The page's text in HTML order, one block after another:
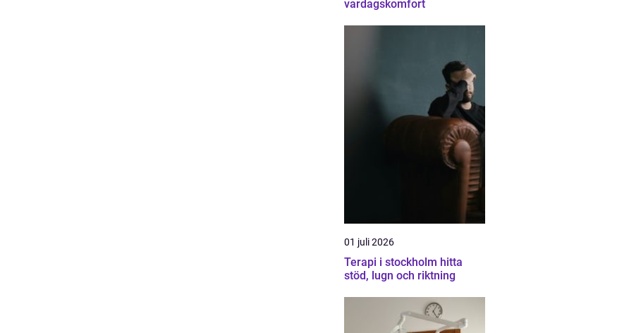
vardagskomfort
01 juli 2026
Terapi i stockholm hitta
stöd, lugn och riktning